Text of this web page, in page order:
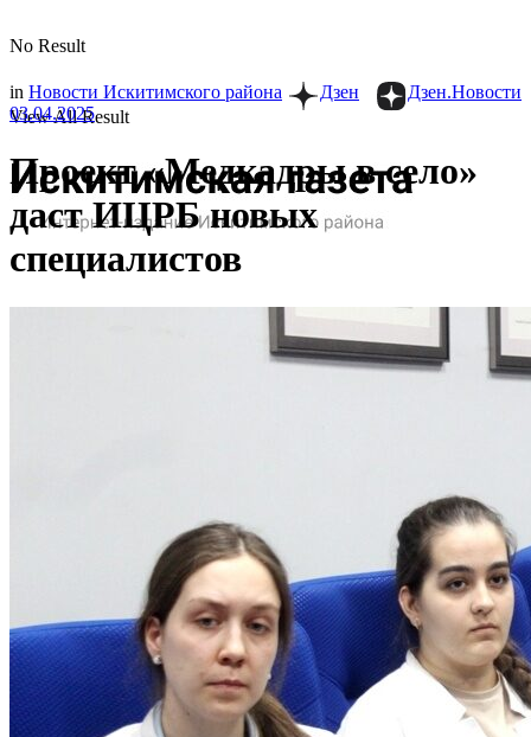
No Result
View All Result
Дзен.Новости
Дзен
in Новости Искитимского района
03.04.2025
Проект «Медкадры в село»
даст ИЦРБ новых
специалистов